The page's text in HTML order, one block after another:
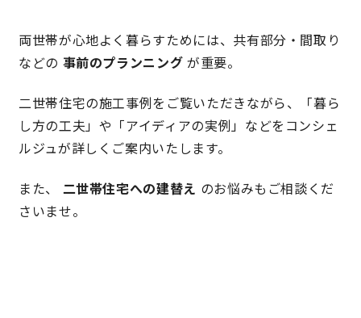
家具まで標準仕様の空間コーディネート
耐震等級3 & 許容応力度計算 全棟標準
両世帯が心地よく暮らすためには、共有部分・間取り
などの 事前のプランニング が重要。
二世帯住宅の施工事例をご覧いただきながら、「暮ら
し方の工夫」や「アイディアの実例」などをコンシェ
ルジュが詳しくご案内いたします。
また、 二世帯住宅への建替え のお悩みもご相談くだ
さいませ。